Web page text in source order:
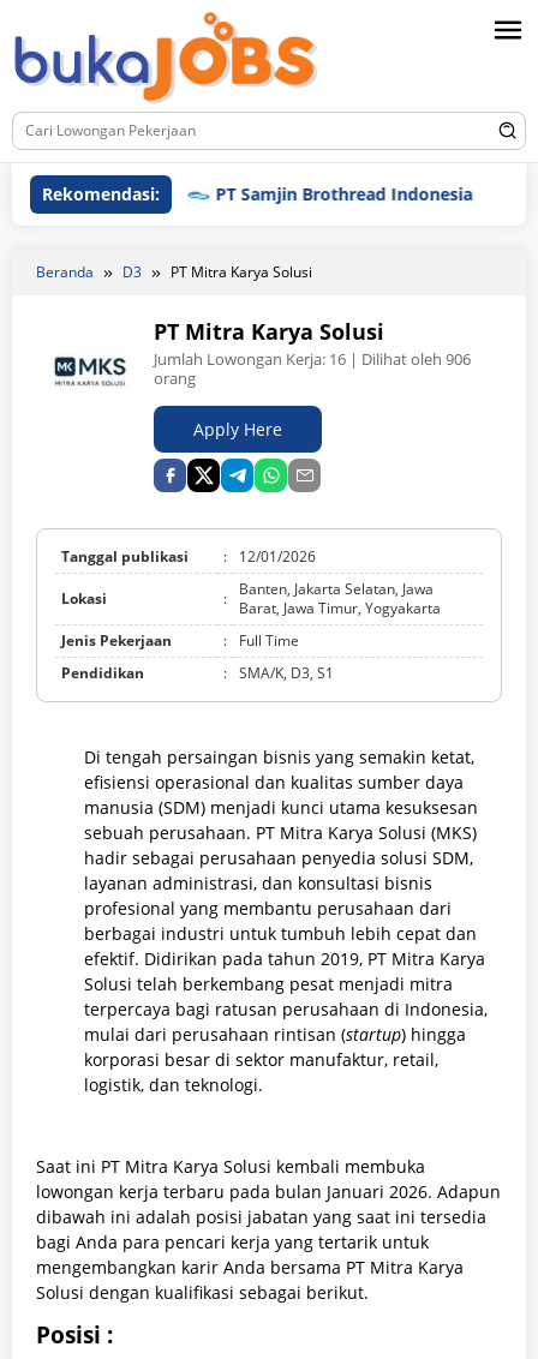
ke
konten
Rekomendasi: PT Samjin Brothread Indonesia
Beranda D3 PT Mitra Karya Solusi
PT Mitra Karya Solusi
Jumlah Lowongan Kerja: 16 | Dilihat oleh 906
orang
Apply Here
Tanggal publikasi : 12/01/2026
Lokasi :
Banten, Jakarta Selatan, Jawa
Barat, Jawa Timur, Yogyakarta
Jenis Pekerjaan
:
Full Time
Pendidikan
: SMA/K, D3, S1
Di tengah persaingan bisnis yang semakin ketat,
efisiensi operasional dan kualitas sumber daya
manusia (SDM) menjadi kunci utama kesuksesan
sebuah perusahaan. PT Mitra Karya Solusi (MKS)
hadir sebagai perusahaan penyedia solusi SDM,
layanan administrasi, dan konsultasi bisnis
profesional yang membantu perusahaan dari
berbagai industri untuk tumbuh lebih cepat dan
efektif. Didirikan pada tahun 2019, PT Mitra Karya
Solusi telah berkembang pesat menjadi mitra
terpercaya bagi ratusan perusahaan di Indonesia,
mulai dari perusahaan rintisan (startup) hingga
korporasi besar di sektor manufaktur, retail,
logistik, dan teknologi.
Saat ini PT Mitra Karya Solusi kembali membuka
lowongan kerja terbaru pada bulan Januari 2026. Adapun
dibawah ini adalah posisi jabatan yang saat ini tersedia
bagi Anda para pencari kerja yang tertarik untuk
mengembangkan karir Anda bersama PT Mitra Karya
Solusi dengan kualifikasi sebagai berikut.
Posisi :